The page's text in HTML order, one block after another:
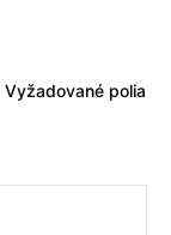
Vyžadované polia